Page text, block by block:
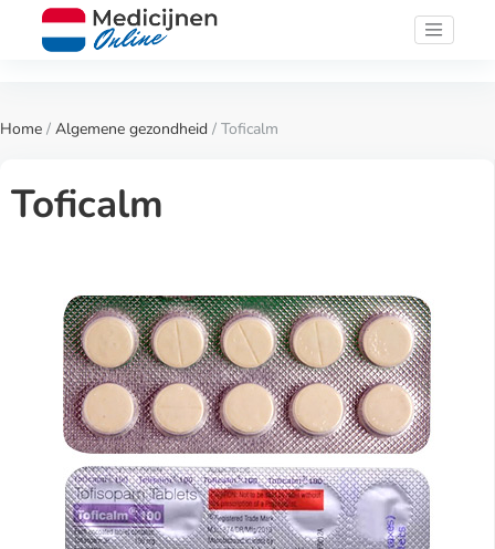
Home / Algemene gezondheid / Toficalm
Toficalm